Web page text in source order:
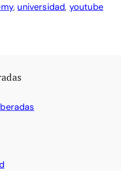
, universidad, youtube